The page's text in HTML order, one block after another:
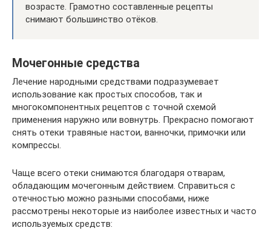
возрасте. Грамотно составленные рецепты
снимают большинство отёков.
Мочегонные средства
Лечение народными средствами подразумевает
использование как простых способов, так и
многокомпонентных рецептов с точной схемой
применения наружно или вовнутрь. Прекрасно помогают
снять отеки травяные настои, ванночки, примочки или
компрессы.
Чаще всего отеки снимаются благодаря отварам,
обладающим мочегонным действием. Справиться с
отечностью можно разными способами, ниже
рассмотрены некоторые из наиболее известных и часто
используемых средств: